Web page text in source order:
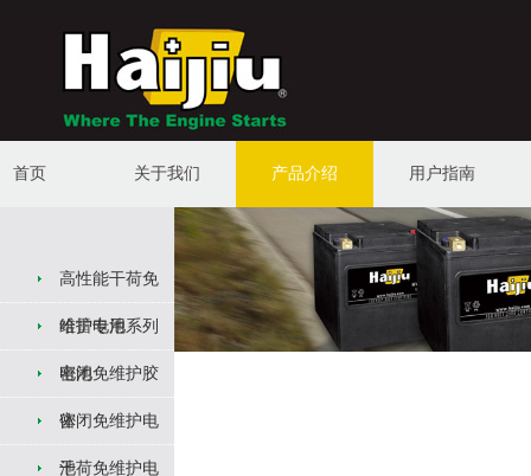
首页 关于我们 产品介绍 用户指南
高性能干荷免
维护电池
哈雷专用系列
电池
密闭免维护胶
体
密闭免维护电
池
干荷免维护电